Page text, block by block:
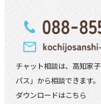
チャット相談は、高知家
パス」から相談できます。
ダウンロードはこちら